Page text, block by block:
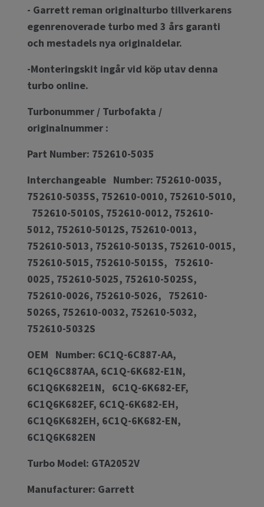
- Garrett reman originalturbo tillverkarens
egenrenoverade turbo med 3 års garanti
och mestadels nya originaldelar.
-Monteringskit ingår vid köp utav denna
turbo online.
Turbonummer / Turbofakta /
originalnummer :
Part Number: 752610-5035
Interchangeable Number: 752610-0035,
752610-5035S, 752610-0010, 752610-5010,
752610-5010S, 752610-0012, 752610-
5012, 752610-5012S, 752610-0013,
752610-5013, 752610-5013S, 752610-0015,
752610-5015, 752610-5015S, 752610-
0025, 752610-5025, 752610-5025S,
752610-0026, 752610-5026, 752610-
5026S, 752610-0032, 752610-5032,
752610-5032S
OEM Number: 6C1Q-6C887-AA,
6C1Q6C887AA, 6C1Q-6K682-E1N,
6C1Q6K682E1N, 6C1Q-6K682-EF,
6C1Q6K682EF, 6C1Q-6K682-EH,
6C1Q6K682EH, 6C1Q-6K682-EN,
6C1Q6K682EN
Turbo Model: GTA2052V
Manufacturer: Garrett